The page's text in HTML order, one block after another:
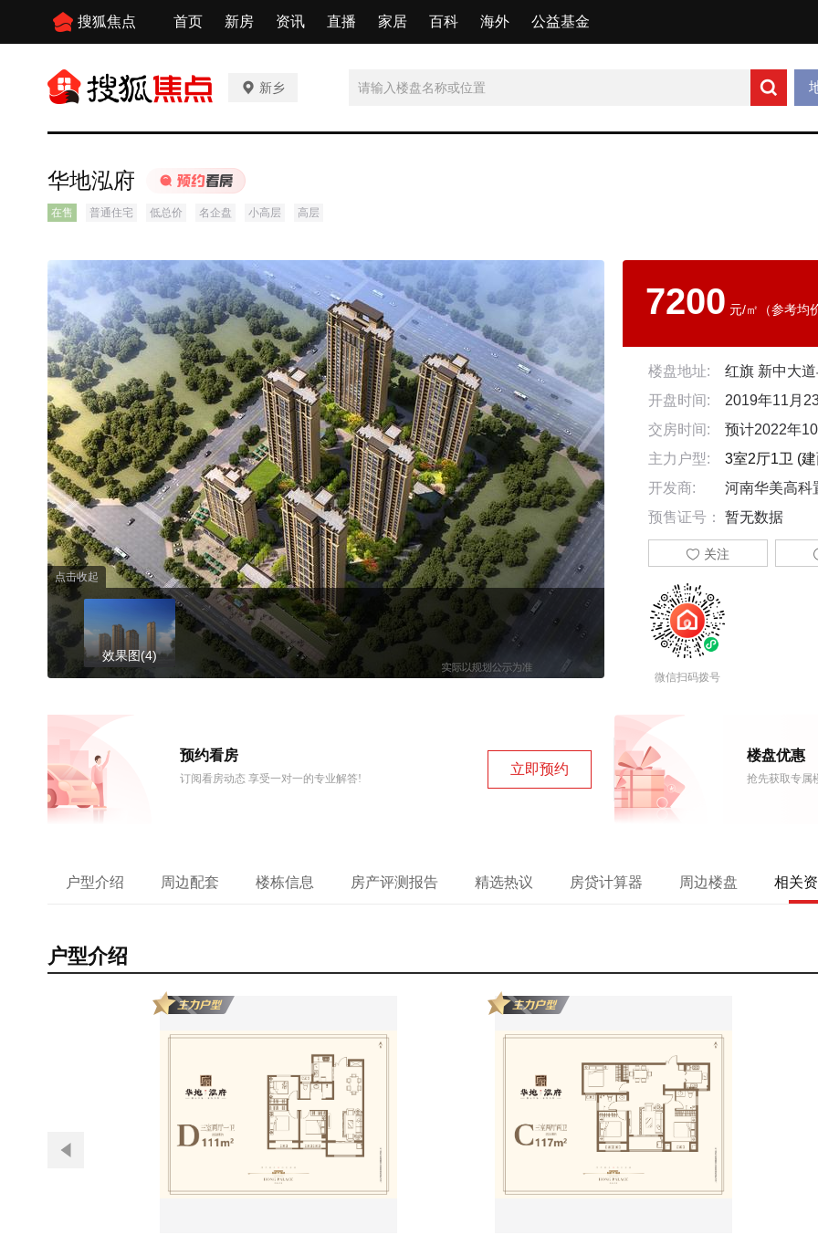
搜狐焦点 首页 新房 资讯 直播 家居 百科 海外 公益基金
新乡
华地泓府
在售 普通住宅 低总价 名企盘 小高层 高层
点击收起
效果图(4)
7200 元/㎡（参考均
楼盘地址:
开盘时间:
2019年11月
交房时间:
预计2022年
主力户型:
3室2厅1卫 (
开发商:
河南华美高科
预售证号：
暂无数据
 关注
微信扫码拨号
预约看房
订阅看房动态 享受一对一的专业解答!
立即预约
楼盘优惠
抢先获取专属
户型介绍 周边配套 楼栋信息 房产评测报告 精选热议 房贷计算器 周边楼盘 相关
户型介绍